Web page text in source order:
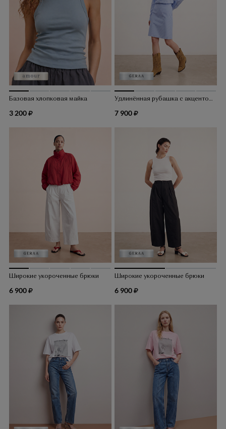
Базовая хлопковая майка
3 200
Удлинённая рубашка с акцентом на талии
7 900
Широкие укороченные брюки
6 900
Широкие укороченные брюки
6 900